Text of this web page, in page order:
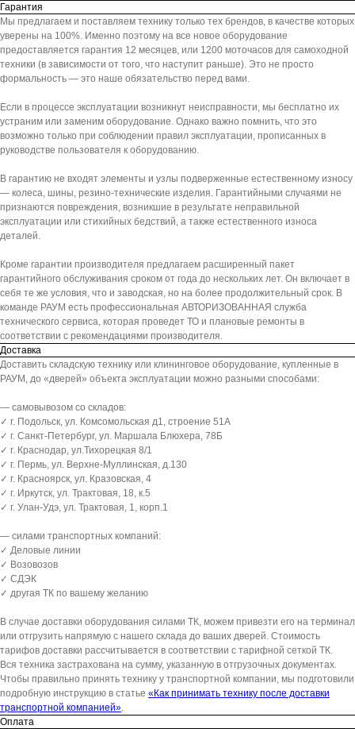
Гарантия
Мы предлагаем и поставляем технику только тех брендов, в качестве которых
уверены на 100%. Именно поэтому на все новое оборудование
предоставляется гарантия 12 месяцев, или 1200 моточасов для самоходной
техники (в зависимости от того, что наступит раньше). Это не просто
формальность — это наше обязательство перед вами.
Если в процессе эксплуатации возникнут неисправности, мы бесплатно их
устраним или заменим оборудование. Однако важно помнить, что это
возможно только при соблюдении правил эксплуатации, прописанных в
руководстве пользователя к оборудованию.
В гарантию не входят элементы и узлы подверженные естественному износу
— колеса, шины, резино-технические изделия. Гарантийными случаями не
признаются повреждения, возникшие в результате неправильной
эксплуатации или стихийных бедствий, а также естественного износа
деталей.
Кроме гарантии производителя предлагаем расширенный пакет
гарантийного обслуживания сроком от года до нескольких лет. Он включает в
себя те же условия, что и заводская, но на более продолжительный срок. В
команде РАУМ есть профессиональная АВТОРИЗОВАННАЯ служба
технического сервиса, которая проведет ТО и плановые ремонты в
соответствии с рекомендациями производителя.
Доставка
Доставить складскую технику или клининговое оборудование, купленные в
РАУМ, до «дверей» объекта эксплуатации можно разными способами:
— самовывозом со складов:
✓ г. Подольск, ул. Комсомольская д1, строение 51А
✓ г. Санкт-Петербург, ул. Маршала Блюхера, 78Б
✓ г. Краснодар, ул.Тихорецкая 8/1
✓ г. Пермь, ул. Верхне-Муллинская, д.130
✓ г. Красноярск, ул. Кразовская, 4
✓ г. Иркутск, ул. Трактовая, 18, к.5
✓ г. Улан-Удэ, ул. Трактовая, 1, корп.1
— силами транспортных компаний:
✓ Деловые линии
✓ Возовозов
✓ СДЭК
✓ другая ТК по вашему желанию
В случае доставки оборудования силами ТК, можем привезти его на терминал
или отгрузить напрямую с нашего склада до ваших дверей. Стоимость
тарифов доставки рассчитывается в соответствии с тарифной сеткой ТК.
Вся техника застрахована на сумму, указанную в отгрузочных документах.
Чтобы правильно принять технику у транспортной компании, мы подготовили
подробную инструкцию в статье «Как принимать технику после доставки
транспортной компанией».
Оплата